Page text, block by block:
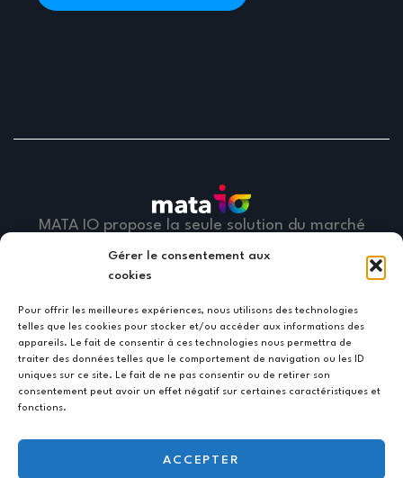
Gérer le consentement aux
cookies
Pour offrir les meilleures expériences, nous utilisons des technologies
telles que les cookies pour stocker et/ou accéder aux informations des
appareils. Le fait de consentir à ces technologies nous permettra de
traiter des données telles que le comportement de navigation ou les ID
uniques sur ce site. Le fait de ne pas consentir ou de retirer son
consentement peut avoir un effet négatif sur certaines caractéristiques et
fonctions.
ACCEPTER
MATA IO propose la seule solution du marché
qui embarque la vérification des IBAN, la
communication bancaire EBICS TS et la
de modules indépendants.
MATA IO propose également la solution mata
inv-io qui permet de transformer vos factures
en flux XML, de les router vers une plate-
forme partenaire, mais aussi de récupérer ces
flux auprès des plateformes et de les